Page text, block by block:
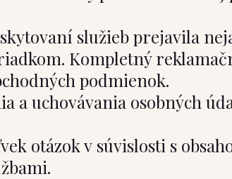
služieb prejavila
Kompletný
podmienok.
a uchovávania osobných
otázok v súvislosti s